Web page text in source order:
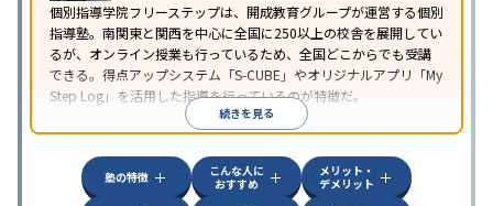
個別指導学院フリーステップは、開成教育グループが運営する個別
指導塾。南関東と関西を中心に全国に250以上の校舎を展開してい
るが、オンライン授業も行っているため、全国どこからでも受講
できる。得点アップシステム「S-CUBE」やオリジナルアプリ「My
Step Log」を活用した指導を行っているのが特徴だ。
続きを見る
塾の特徴
こんな人に
おすすめ
メリット・
デメリット